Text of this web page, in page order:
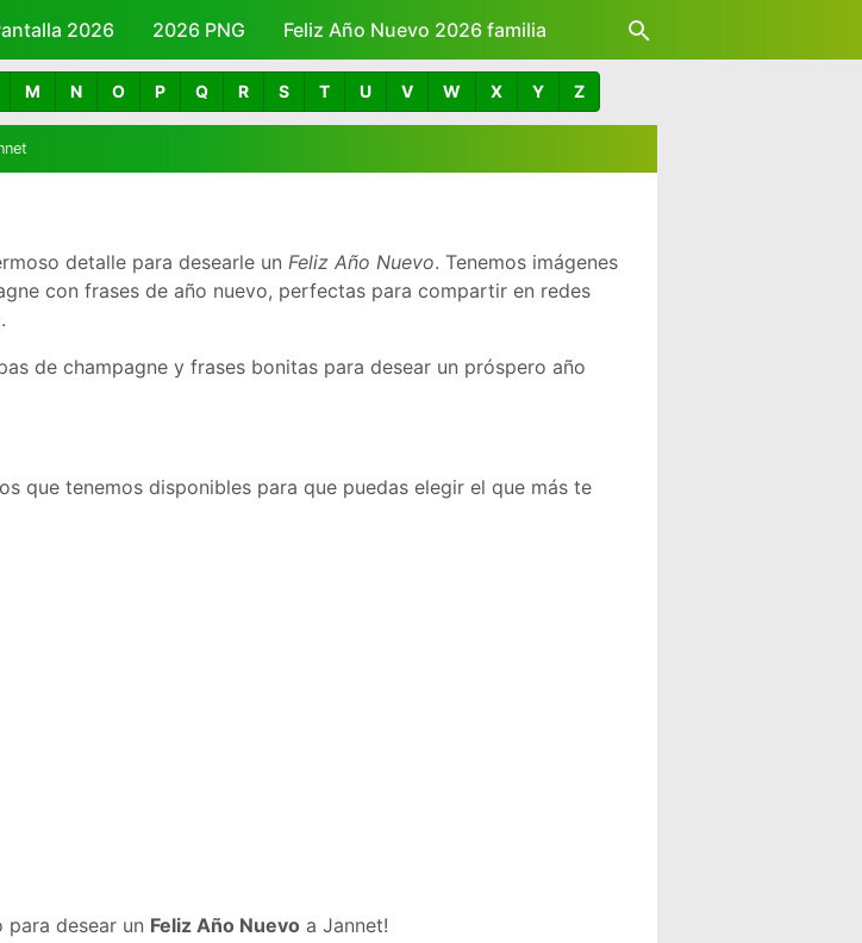
to main content
2026 2026 PNG Feliz Año Nuevo 2026 familia
M N O P Q R S T U V W X Y Z
detalle para desearle un Feliz Año Nuevo. Tenemos imágenes
con frases de año nuevo, perfectas para compartir en redes
de champagne y frases bonitas para desear un próspero año
que tenemos disponibles para que puedas elegir el que más te
para desear un Feliz Año Nuevo a Jannet!